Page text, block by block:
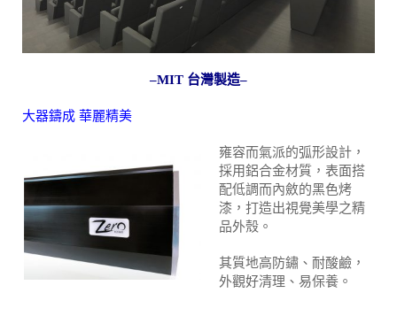
–MIT 台灣製造–
大器鑄成 華麗精美
雍容而氣派的弧形設計，
採用鋁合金材質，表面搭
配低調而內斂的黑色烤
漆，打造出視覺美學之精
品外殼。
其質地高防鏽、耐酸鹼，
外觀好清理、易保養。